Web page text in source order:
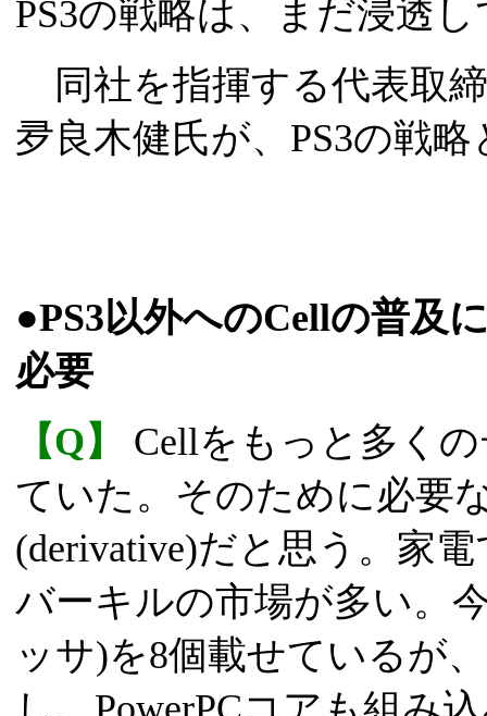
PS3の戦略は、まだ浸透
同社を指揮する代表取
夛良木健氏が、PS3の戦
●PS3以外へのCellの普及
必要
【Q】
Cellをもっと多く
ていた。そのために必要
(derivative)だと思う。家
バーキルの市場が多い。
ッサ)を8個載せているが